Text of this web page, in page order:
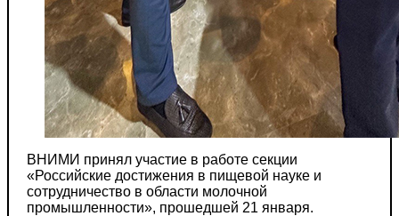
ВНИМИ принял участие в работе секции
«Российские достижения в пищевой науке и
сотрудничество в области молочной
промышленности», прошедшей 21 января.